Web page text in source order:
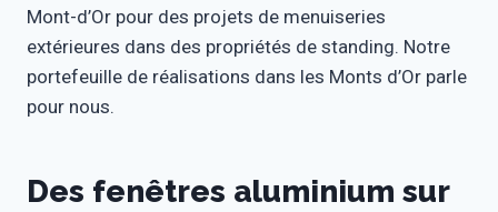
Mont-d’Or pour des projets de menuiseries
extérieures dans des propriétés de standing. Notre
portefeuille de réalisations dans les Monts d’Or parle
pour nous.
Des fenêtres aluminium sur